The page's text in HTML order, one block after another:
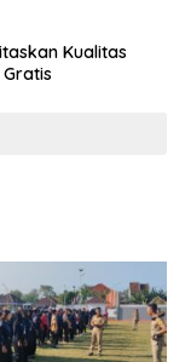
Kualitas